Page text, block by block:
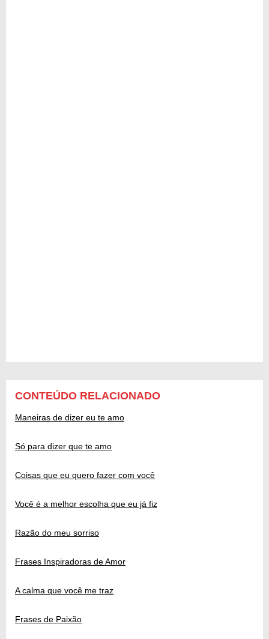
CONTEÚDO RELACIONADO
Maneiras de dizer eu te amo
Só para dizer que te amo
Coisas que eu quero fazer com você
Você é a melhor escolha que eu já fiz
Razão do meu sorriso
Frases Inspiradoras de Amor
A calma que você me traz
Frases de Paixão